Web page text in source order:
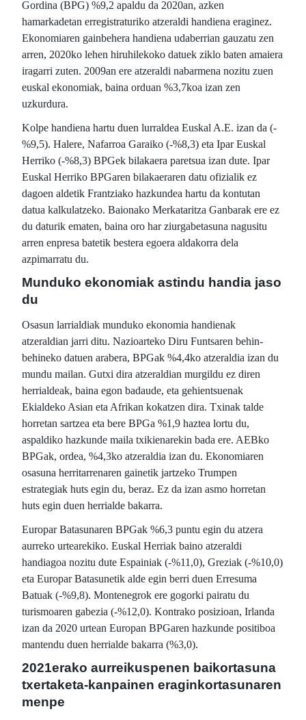
Gordina (BPG) %9,2 apaldu da 2020an, azken
hamarkadetan erregistraturiko atzeraldi handiena eraginez.
Ekonomiaren gainbehera handiena udaberrian gauzatu zen
arren, 2020ko lehen hiruhilekoko datuek ziklo baten amaiera
iragarri zuten. 2009an ere atzeraldi nabarmena nozitu zuen
euskal ekonomiak, baina orduan %3,7koa izan zen
uzkurdura.
Kolpe handiena hartu duen lurraldea Euskal A.E. izan da (-
%9,5). Halere, Nafarroa Garaiko (-%8,3) eta Ipar Euskal
Herriko (-%8,3) BPGek bilakaera paretsua izan dute. Ipar
Euskal Herriko BPGaren bilakaeraren datu ofizialik ez
dagoen aldetik Frantziako hazkundea hartu da kontutan
datua kalkulatzeko. Baionako Merkataritza Ganbarak ere ez
du daturik ematen, baina oro har ziurgabetasuna nagusitu
arren enpresa batetik bestera egoera aldakorra dela
azpimarratu du.
Munduko ekonomiak astindu handia jaso
du
Osasun larrialdiak munduko ekonomia handienak
atzeraldian jarri ditu. Nazioarteko Diru Funtsaren behin-
behineko datuen arabera, BPGak %4,4ko atzeraldia izan du
mundu mailan. Gutxi dira atzeraldian murgildu ez diren
herrialdeak, baina egon badaude, eta gehientsuenak
Ekialdeko Asian eta Afrikan kokatzen dira. Txinak talde
horretan sartzea eta bere BPGa %1,9 haztea lortu du,
aspaldiko hazkunde maila txikienarekin bada ere. AEBko
BPGak, ordea, %4,3ko atzeraldia izan du. Ekonomiaren
osasuna herritarrenaren gainetik jartzeko Trumpen
estrategiak huts egin du, beraz. Ez da izan asmo horretan
huts egin duen herrialde bakarra.
Europar Batasunaren BPGak %6,3 puntu egin du atzera
aurreko urtearekiko. Euskal Herriak baino atzeraldi
handiagoa nozitu dute Espainiak (-%11,0), Greziak (-%10,0)
eta Europar Batasunetik alde egin berri duen Erresuma
Batuak (-%9,8). Montenegrok ere gogorki pairatu du
turismoaren gabezia (-%12,0). Kontrako posizioan, Irlanda
izan da 2020 urtean Europan BPGaren hazkunde positiboa
mantendu duen herrialde bakarra (%3,0).
2021erako aurreikuspenen baikortasuna
txertaketa-kanpainen eraginkortasunaren
menpe